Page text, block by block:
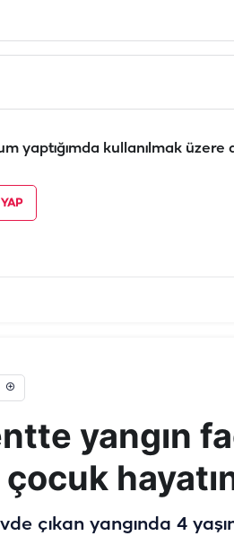
yaptığımda kullanılmak üzere
yangın
çıkan yangında 4